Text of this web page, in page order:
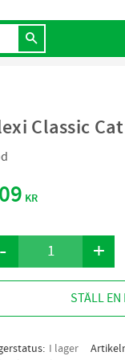
Classic
KR
+
-
STÄLL EN
I lager